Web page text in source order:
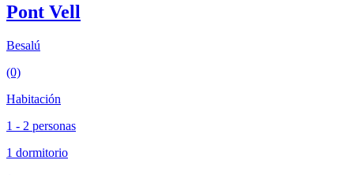
Pont Vell
Besalú
(0)
Habitación
1 - 2 personas
1 dormitorio